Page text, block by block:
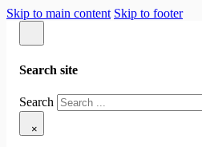
Skip to main content Skip to footer
Search site
Search
×